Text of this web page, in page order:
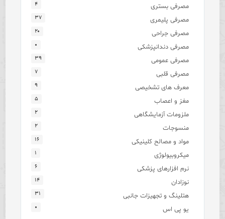
مصرفی بستری ۴
مصرفی پلیمری ۳۷
مصرفی جراحی ۲۰
مصرفی دندانپزشکی ۰
مصرفی عمومی ۳۹
مصرفی قلبی ۷
معرف های تشخیصی ۹
مغز و اعصاب ۵
ملزومات آزمایشگاهی ۲
منسوجات ۲
مواد و مصالح کلینیکی ۱۶
میکروبیولوژی ۱
نرم افزارهای پزشکی ۶
نوزادان ۱۴
هتلینگ و تجهیزات جانبی ۳۱
یو پی اس ۰